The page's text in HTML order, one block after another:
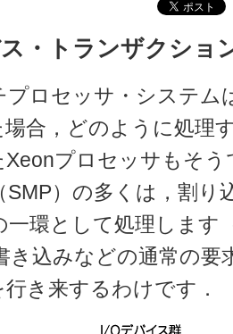
・トランザクショ
ロセッサ・システム
合，どのように処理
プロセッサもそう
）の多くは，割り
環として処理します
き込みなどの通常の要
き来するわけです．